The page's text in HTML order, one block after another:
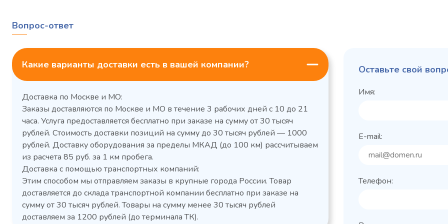
Холодильный шкаф Polair
CM105-G из нержавеющей
стали
Расход
электроэнергии за
сутки, кВт/ч, не
3,5
Холодильный стол Polair
TM2-G
среднетемпературный
Артикул 1050421d
Габаритные
размеры (Д х Ш х В),
мм
1200x605x850/91
0
Холодильный
Polair ШХФ-0,2
Расход
Вопрос-ответ
Какие варианты доставки есть в вашей компании?
Доставка по Москве и МО:
Заказы доставляются по Москве и МО в течение 3 рабочих дней с 10 до 21
часа. Услуга предоставляется бесплатно при заказе на сумму от 30 тысяч
рублей. Стоимость доставки позиций на сумму до 30 тысяч рублей — 1000
рублей. Доставку оборудования за пределы МКАД (до 100 км) рассчитываем
из расчета 85 руб. за 1 км пробега.
Доставка с помощью транспортных компаний:
Этим способом мы отправляем заказы в крупные города России. Товар
доставляется до склада транспортной компании бесплатно при заказе на
сумму от 30 тысяч рублей. Товары на сумму менее 30 тысяч рублей
доставляем за 1200 рублей (до терминала ТК).
Оставьте свой
Имя:
E-mail:
Телефон: